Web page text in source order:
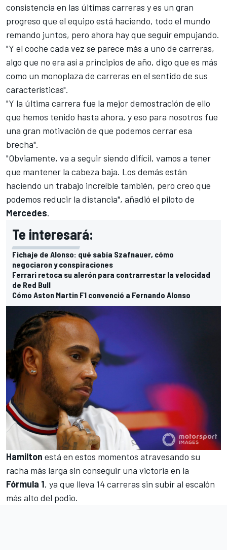
consistencia en las últimas carreras y es un gran
progreso que el equipo está haciendo, todo el mundo
remando juntos, pero ahora hay que seguir empujando.
"Y el coche cada vez se parece más a uno de carreras,
algo que no era así a principios de año, digo que es más
como un monoplaza de carreras en el sentido de sus
características".
"Y la última carrera fue la mejor demostración de ello
que hemos tenido hasta ahora, y eso para nosotros fue
una gran motivación de que podemos cerrar esa
brecha".
"Obviamente, va a seguir siendo difícil, vamos a tener
que mantener la cabeza baja. Los demás están
haciendo un trabajo increíble también, pero creo que
podemos reducir la distancia", añadió el piloto de
Mercedes.
Te interesará:
Fichaje de Alonso: qué sabía Szafnauer, cómo
negociaron y conspiraciones
Ferrari retoca su alerón para contrarrestar la velocidad
de Red Bull
Cómo Aston Martin F1 convenció a Fernando Alonso
Hamilton está en estos momentos atravesando su
racha más larga sin conseguir una victoria en la
Fórmula 1, ya que lleva 14 carreras sin subir al escalón
más alto del podio.